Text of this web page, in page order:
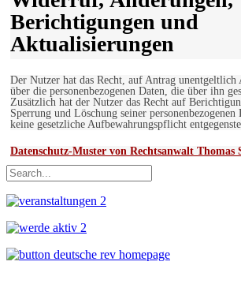
Berichtigungen und
Aktualisierungen
Der Nutzer hat das Recht, auf Antrag unentgeltlich
über die personenbezogenen Daten, die über ihn
Zusätzlich hat der Nutzer das Recht auf
Sperrung und Löschung seiner
keine gesetzliche Aufbewahrungspflicht
Datenschutz-Muster von Rechtsanwalt